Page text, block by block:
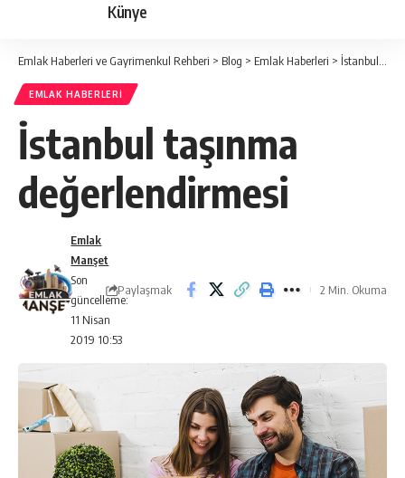
Künye
Emlak Haberleri ve Gayrimenkul Rehberi > Blog > Emlak Haberleri > İstanbul taşınma değerlendirmesi
EMLAK HABERLERI
İstanbul taşınma
değerlendirmesi
Son
güncelleme:
11 Nisan
2019 10:53
Emlak
Manşet
Paylaşmak 2 Min. Okuma